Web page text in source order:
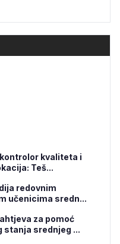
kontrolor kvaliteta i
Teš...
redovnim
učenicima sredn...
za pomoć
stanja srednjeg ...